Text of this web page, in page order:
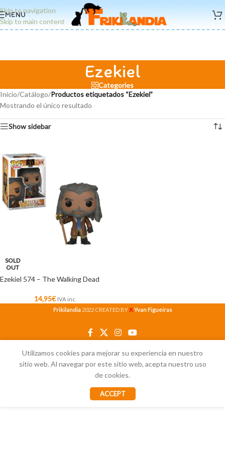
Skip to navigation
Skip to main content
MENU
Ezekiel
Categories
Inicio/Catálogo/Productos etiquetados “Ezekiel”
Mostrando el único resultado
Show sidebar
SOLD
OUT
Ezekiel 574 – The Walking Dead
14,95€ IVA inc.
Frikilandia 2022 CREATED BYXYvan Figueiras
Utilizamos cookies para mejorar su experiencia en nuestro
sitio web. Al navegar por este sitio web, acepta nuestro uso
de cookies.
ACCEPT